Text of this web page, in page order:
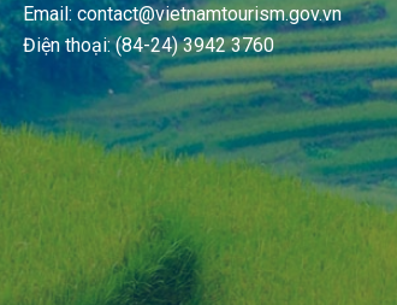
Email: contact@vietnamtourism.gov.vn
Điện thoại: (84-24) 3942 3760